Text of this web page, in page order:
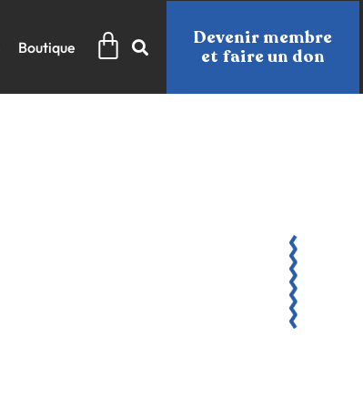
Boutique Panier
Devenir membre
et faire un don